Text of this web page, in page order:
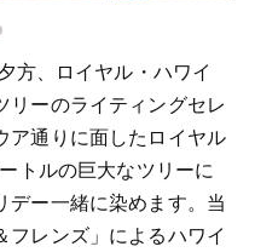
方、ロイヤル・ハワイ
リーのライティングセレ
ア通りに面したロイヤル
トルの巨大なツリーに
デー一緒に染めます。当
フレンズ」によるハワイ